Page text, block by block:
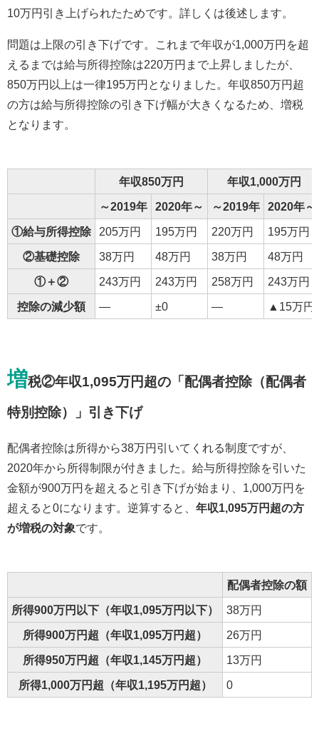
10万円引き上げられたためです。詳しくは後述します。
問題は上限の引き下げです。これまで年収が1,000万円を超
えるまでは給与所得控除は220万円まで上昇しましたが、
850万円以上は一律195万円となりました。年収850万円超
の方は給与所得控除の引き下げ幅が大きくなるため、増税
となります。
年収850万円 年収1,000万円
～2019年 2020年～ ～2019年 2020年～
①給与所得控除 205万円 195万円 220万円 195万円
②基礎控除 38万円 48万円 38万円 48万円
①＋② 243万円 243万円 258万円 243万円
控除の減少額 ― ±0 ― ▲15万円
増税②年収1,095万円超の「配偶者控除（配偶者
特別控除）」引き下げ
配偶者控除は所得から38万円引いてくれる制度ですが、
2020年から所得制限が付きました。給与所得控除を引いた
金額が900万円を超えると引き下げが始まり、1,000万円を
超えると0になります。逆算すると、 年収1,095万円超の方
が増税の対象です。
配偶者控除の額
所得900万円以下（年収1,095万円以下） 38万円
所得900万円超（年収1,095万円超） 26万円
所得950万円超（年収1,145万円超） 13万円
所得1,000万円超（年収1,195万円超） 0